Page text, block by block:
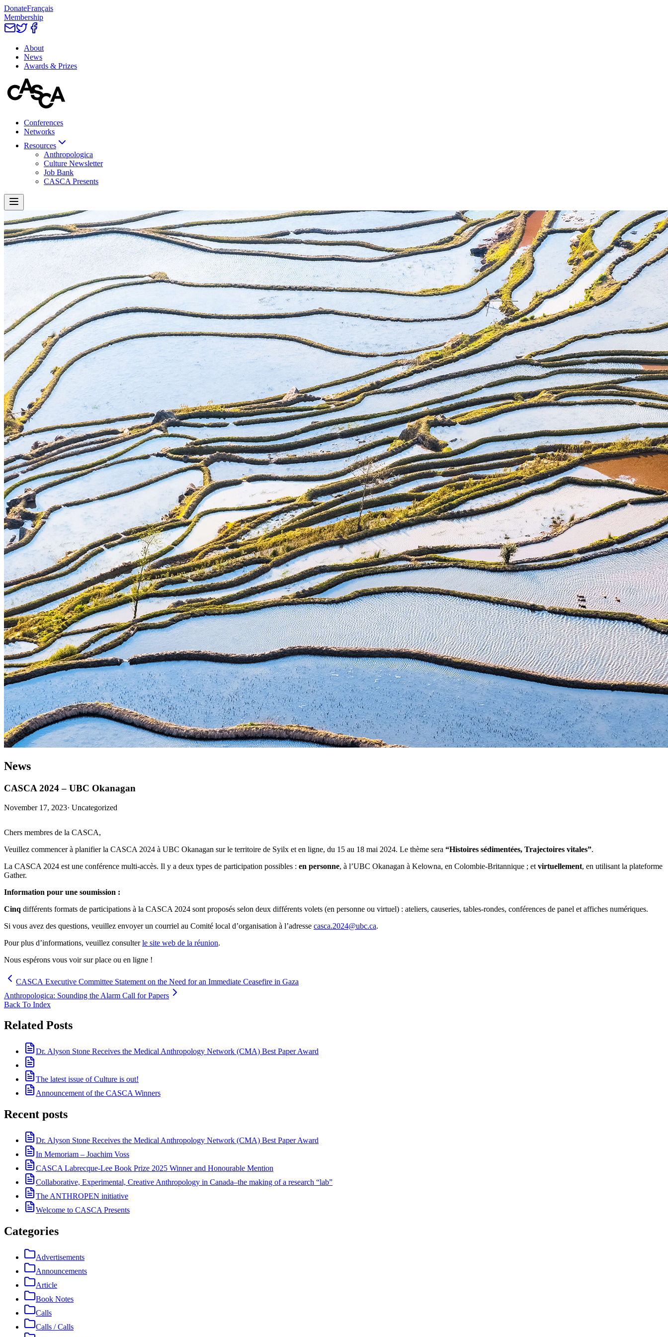
DonateFrançais
Membership
About
News
Awards & Prizes
Conferences
Networks
Resources
Anthropologica
Culture Newsletter
Job Bank
CASCA Presents
News
CASCA 2024 – UBC Okanagan
November 17, 2023· Uncategorized
Chers membres de la CASCA,
Veuillez commencer à planifier la CASCA 2024 à UBC Okanagan sur le territoire de Syilx et en ligne, du 15 au 18 mai 2024. Le thème sera “Histoires sédimentées, Trajectoires vitales”.
La CASCA 2024 est une conférence multi-accès. Il y a deux types de participation possibles : en personne, à l’UBC Okanagan à Kelowna, en Colombie-Britannique ; et virtuellement, en utilisant la plateforme
Gather.
Information pour une soumission :
Cinq différents formats de participations à la CASCA 2024 sont proposés selon deux différents volets (en personne ou virtuel) : ateliers, causeries, tables-rondes, conférences de panel et affiches numériques.
Si vous avez des questions, veuillez envoyer un courriel au Comité local d’organisation à l’adresse casca.2024@ubc.ca.
Pour plus d’informations, veuillez consulterle site web de la réunion.
Nous espérons vous voir sur place ou en ligne !
CASCA Executive Committee Statement on the Need for an Immediate Ceasefire in Gaza
Anthropologica: Sounding the Alarm Call for Papers
Back To Index
Related Posts
Dr. Alyson Stone Receives the Medical Anthropology Network (CMA) Best Paper Award
The latest issue of Culture is out!
Announcement of the CASCA Winners
Recent posts
Dr. Alyson Stone Receives the Medical Anthropology Network (CMA) Best Paper Award
In Memoriam – Joachim Voss
CASCA Labrecque-Lee Book Prize 2025 Winner and Honourable Mention
Collaborative, Experimental, Creative Anthropology in Canada–the making of a research “lab”
The ANTHROPEN initiative
Welcome to CASCA Presents
Categories
Advertisements
Announcements
Article
Book Notes
Calls
Calls / Calls